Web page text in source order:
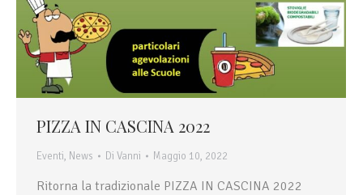
PIZZA IN CASCINA 2022
Eventi, News Di Vanni Maggio 10, 2022
Ritorna la tradizionale PIZZA IN CASCINA 2022